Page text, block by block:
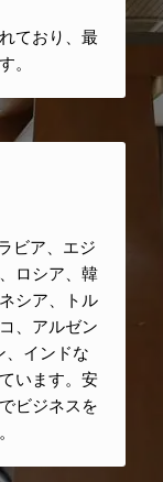
ており、最
。
ビア、エジ
ロシア、韓
シア、トル
、アルゼン
、インドな
います。安
ビジネスを